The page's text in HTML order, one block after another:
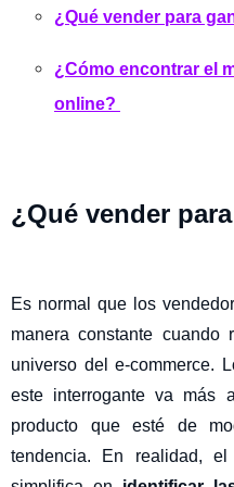
¿Qué vender para
¿Cómo encontrar el
online?
¿Qué vender
Es normal que los
manera constante cuando
universo del e-commerce.
este interrogante va más
producto que esté de
tendencia. En realidad,